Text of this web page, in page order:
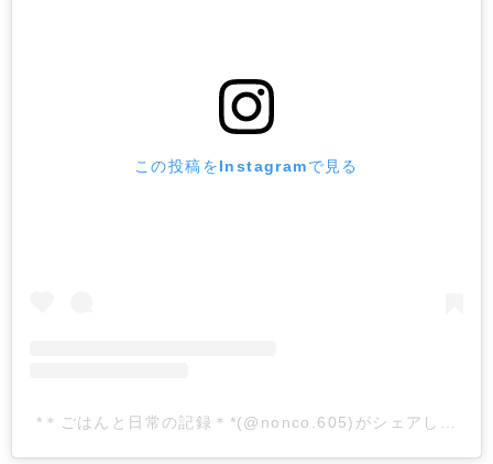
この投稿をInstagramで見る
*＊ごはんと日常の記録＊*(@nonco.605)がシェアした投稿